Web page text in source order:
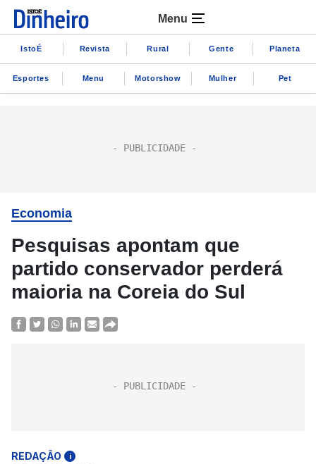
Menu
IstoÉ Revista Rural Gente Planeta
Esportes Menu Motorshow Mulher Pet
Economia
Pesquisas apontam que
partido conservador perderá
maioria na Coreia do Sul
REDAÇÃO i